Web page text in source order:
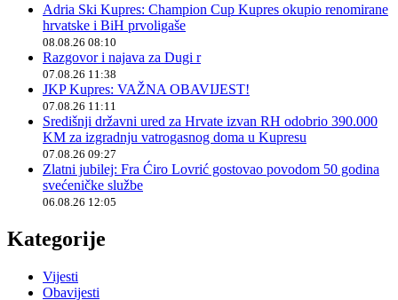
Adria Ski Kupres: Champion Cup Kupres okupio renomirane
hrvatske i BiH prvoligaše
08.08.26 08:10
Razgovor i najava za Dugi r
07.08.26 11:38
JKP Kupres: VAŽNA OBAVIJEST!
07.08.26 11:11
Središnji državni ured za Hrvate izvan RH odobrio 390.000
KM za izgradnju vatrogasnog doma u Kupresu
07.08.26 09:27
Zlatni jubilej: Fra Ćiro Lovrić gostovao povodom 50 godina
svećeničke službe
06.08.26 12:05
Kategorije
Vijesti
Obavijesti